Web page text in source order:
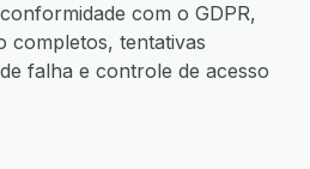
com o GDPR,
completos, tentativas
falha e controle de acesso